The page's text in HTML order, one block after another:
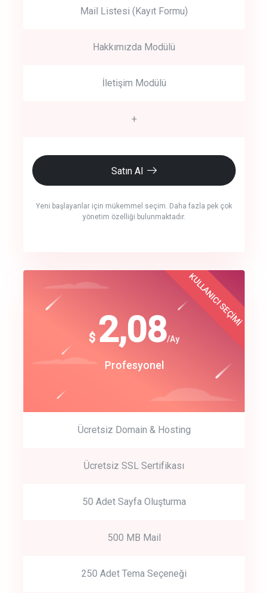
Mail Listesi (Kayıt Formu)
Hakkımızda Modülü
İletişim Modülü
+
Satın Al
Yeni başlayanlar için mükemmel seçim. Daha fazla pek çok
yönetim özelliği bulunmaktadır.
crm auto cync
track energy costs
Get Started
Start by trying our service for 30 days free trial no credit card
$ 2,08/Ay
Profesyonel
KULLANICI SEÇİMİ
Ücretsiz Domain & Hosting
Ücretsiz SSL Sertifikası
50 Adet Sayfa Oluşturma
500 MB Mail
250 Adet Tema Seçeneği
$
180
Start Up
Best Choice